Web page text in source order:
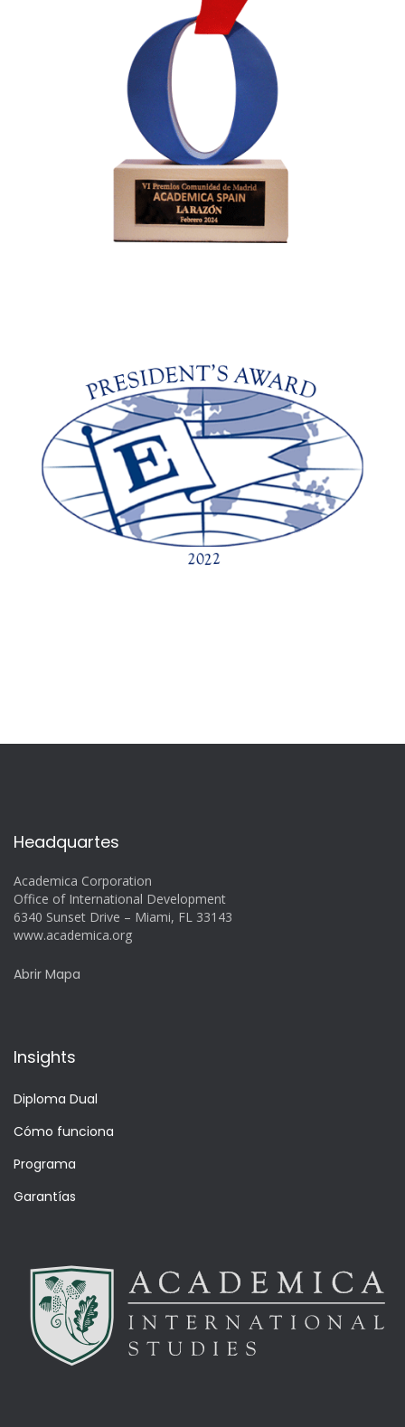
Headquartes
Academica Corporation
Office of International Development
6340 Sunset Drive – Miami, FL 33143
www.academica.org
Abrir Mapa
Insights
Diploma Dual
Cómo funciona
Programa
Garantías